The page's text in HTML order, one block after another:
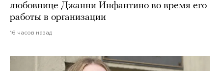
любовнице Джанни Инфантино во время его
работы в организации
16 часов назад